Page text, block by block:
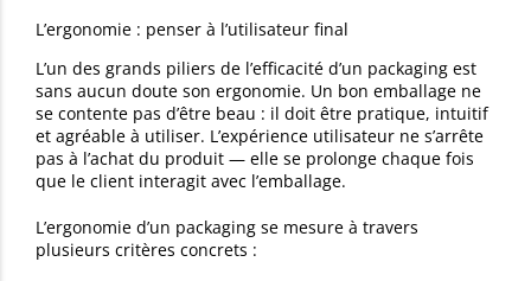
L’ergonomie : penser à l’utilisateur final
L’un des grands piliers de l’efficacité d’un packaging est
sans aucun doute son ergonomie. Un bon emballage ne
se contente pas d’être beau : il doit être pratique, intuitif
et agréable à utiliser. L’expérience utilisateur ne s’arrête
pas à l’achat du produit — elle se prolonge chaque fois
que le client interagit avec l’emballage.
L’ergonomie d’un packaging se mesure à travers
plusieurs critères concrets :